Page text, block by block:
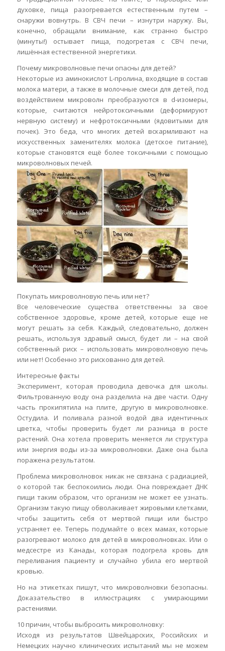
духовке, пища разогревается естественным путем –
снаружи вовнутрь. В СВЧ печи – изнутри наружу. Вы,
конечно, обращали внимание, как странно быстро
(минуты!) остывает пища, подогретая с СВЧ печи,
лишённая естественной энергетики.
Почему микроволновые печи опасны для детей?
Некоторые из аминокислот L-пролина, входящие в состав
молока матери, а также в молочные смеси для детей, под
воздействием микроволн преобразуются в d-изомеры,
которые, считаются нейротоксичными (деформируют
нервную систему) и нефротоксичными (ядовитыми для
почек). Это беда, что многих детей вскармливают на
искусственных заменителях молока (детское питание),
которые становятся ещё более токсичными с помощью
микроволновых печей.
Покупать микроволновую печь или нет?
Все человеческие существа ответственны за свое
собственное здоровье, кроме детей, которые еще не
могут решать за себя. Каждый, следовательно, должен
решать, используя здравый смысл, будет ли – на свой
собственный риск – использовать микроволновую печь
или нет! Особенно это рискованно для детей.
Интересные факты
Эксперимент, которая проводила девочка для школы.
Фильтрованную воду она разделила на две части. Одну
часть прокипятила на плите, другую в микроволновке.
Остудила. И поливала разной водой два идентичных
цветка, чтобы проверить будет ли разница в росте
растений. Она хотела проверить меняется ли структура
или энергия воды из-за микроволновки. Даже она была
поражена результатом.
Проблема микроволновок никак не связана с радиацией,
о которой так беспокоились люди. Она повреждает ДНК
пищи таким образом, что организм не может ее узнать.
Организм такую пищу обволакивает жировыми клетками,
чтобы защитить себя от мертвой пищи или быстро
устраняет ее. Теперь подумайте о всех мамах, которые
разогревают молоко для детей в микроволновках. Или о
медсестре из Канады, которая подогрела кровь для
переливания пациенту и случайно убила его мертвой
кровью.
Но на этикетках пишут, что микроволновки безопасны.
Доказательство в иллюстрациях с умирающими
растениями.
10 причин, чтобы выбросить микроволновку:
Исходя из результатов Швейцарских, Российских и
Немецких научно клинических испытаний мы не можем